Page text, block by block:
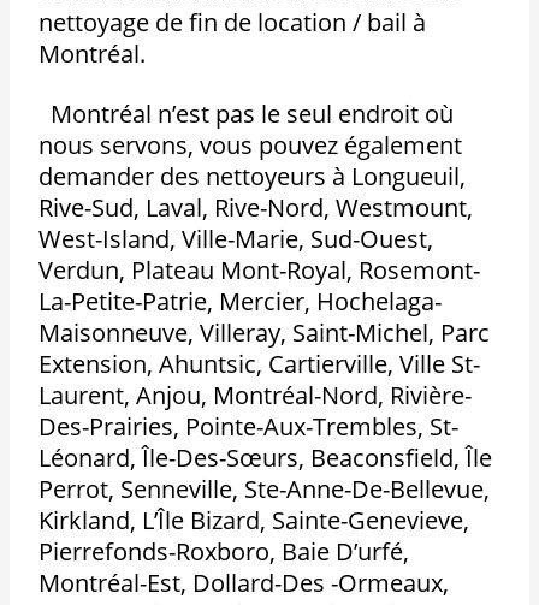
nettoyage de fin de location / bail à
Montréal.
Montréal n’est pas le seul endroit où
nous servons, vous pouvez également
demander des nettoyeurs à Longueuil,
Rive-Sud, Laval, Rive-Nord, Westmount,
West-Island, Ville-Marie, Sud-Ouest,
Verdun, Plateau Mont-Royal, Rosemont-
La-Petite-Patrie, Mercier, Hochelaga-
Maisonneuve, Villeray, Saint-Michel, Parc
Extension, Ahuntsic, Cartierville, Ville St-
Laurent, Anjou, Montréal-Nord, Rivière-
Des-Prairies, Pointe-Aux-Trembles, St-
Léonard, Île-Des-Sœurs, Beaconsfield, Île
Perrot, Senneville, Ste-Anne-De-Bellevue,
Kirkland, L’Île Bizard, Sainte-Genevieve,
Pierrefonds-Roxboro, Baie D’urfé,
Montréal-Est, Dollard-Des -Ormeaux,